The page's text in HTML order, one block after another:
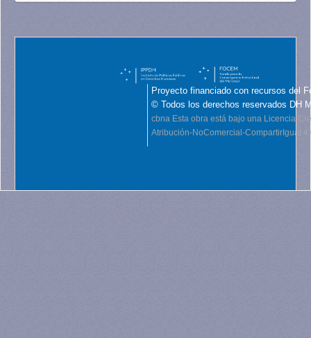
Proyecto financiado con recursos del
© Todos los derechos reservados DH
cbna Esta obra está bajo una Licencia
Atribución-NoComercial-CompartirIgual